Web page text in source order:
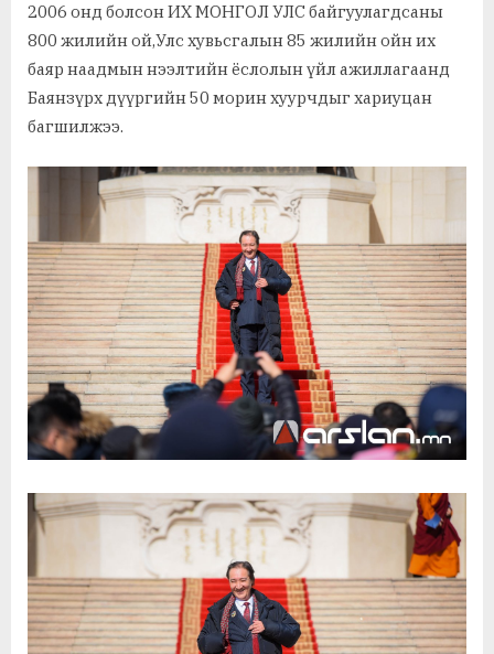
2006 онд болсон ИХ МОНГОЛ УЛС байгуулагдсаны
800 жилийн ой,Улс хувьсгалын 85 жилийн ойн их
баяр наадмын нээлтийн ёслолын үйл ажиллагаанд
Баянзүрх дүүргийн 50 морин хуурчдыг хариуцан
багшилжээ.